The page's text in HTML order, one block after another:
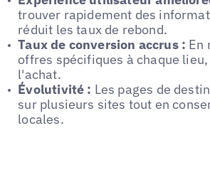
trouver rapidement des
réduit les taux de rebond.
Taux de conversion accrus : En
offres spécifiques à chaque
l'achat.
Évolutivité : Les pages de
sur plusieurs sites tout en
locales.